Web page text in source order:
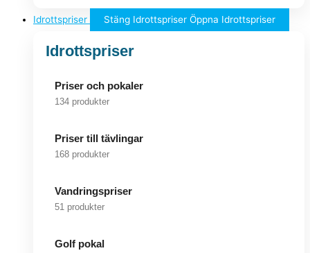
Idrottspriser Stäng Idrottspriser Öppna Idrottspriser
Idrottspriser
Priser och pokaler
134 produkter
Priser till tävlingar
168 produkter
Vandringspriser
51 produkter
Golf pokal